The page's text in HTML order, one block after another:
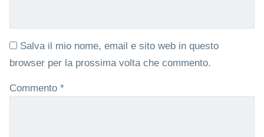
Salva il mio nome, email e sito web in questo
browser per la prossima volta che commento.
Commento *